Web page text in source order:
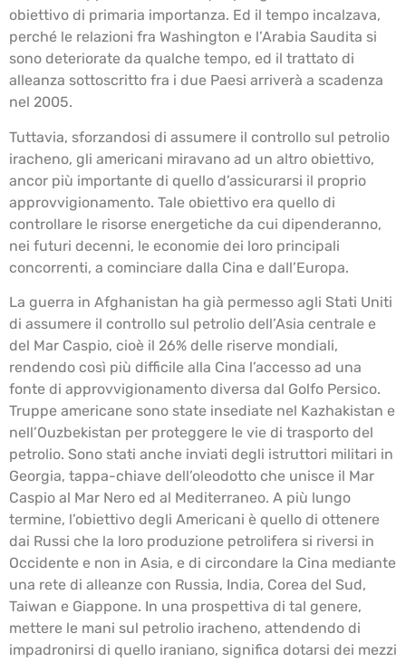
obiettivo di primaria importanza. Ed il tempo incalzava,
perché le relazioni fra Washington e l’Arabia Saudita si
sono deteriorate da qualche tempo, ed il trattato di
alleanza sottoscritto fra i due Paesi arriverà a scadenza
nel 2005.
Tuttavia, sforzandosi di assumere il controllo sul petrolio
iracheno, gli americani miravano ad un altro obiettivo,
ancor più importante di quello d’assicurarsi il proprio
approvvigionamento. Tale obiettivo era quello di
controllare le risorse energetiche da cui dipenderanno,
nei futuri decenni, le economie dei loro principali
concorrenti, a cominciare dalla Cina e dall’Europa.
La guerra in Afghanistan ha già permesso agli Stati Uniti
di assumere il controllo sul petrolio dell’Asia centrale e
del Mar Caspio, cioè il 26% delle riserve mondiali,
rendendo così più difficile alla Cina l’accesso ad una
fonte di approvvigionamento diversa dal Golfo Persico.
Truppe americane sono state insediate nel Kazhakistan e
nell’Ouzbekistan per proteggere le vie di trasporto del
petrolio. Sono stati anche inviati degli istruttori militari in
Georgia, tappa-chiave dell’oleodotto che unisce il Mar
Caspio al Mar Nero ed al Mediterraneo. A più lungo
termine, l’obiettivo degli Americani è quello di ottenere
dai Russi che la loro produzione petrolifera si riversi in
Occidente e non in Asia, e di circondare la Cina mediante
una rete di alleanze con Russia, India, Corea del Sud,
Taiwan e Giappone. In una prospettiva di tal genere,
mettere le mani sul petrolio iracheno, attendendo di
impadronirsi di quello iraniano, significa dotarsi dei mezzi